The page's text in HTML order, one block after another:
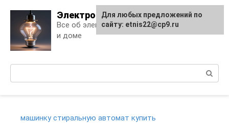
content
Электро Дело
Все об электричестве в квартире
и доме
машинку стиральную автомат купить
Для любых предложений по
сайту: etnis22@cp9.ru